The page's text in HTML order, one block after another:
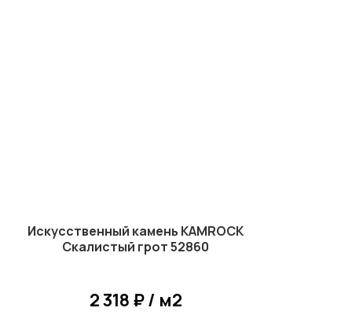
Искусственный камень KAMROCK
Скалистый грот 52860
2 318 ₽ / м2